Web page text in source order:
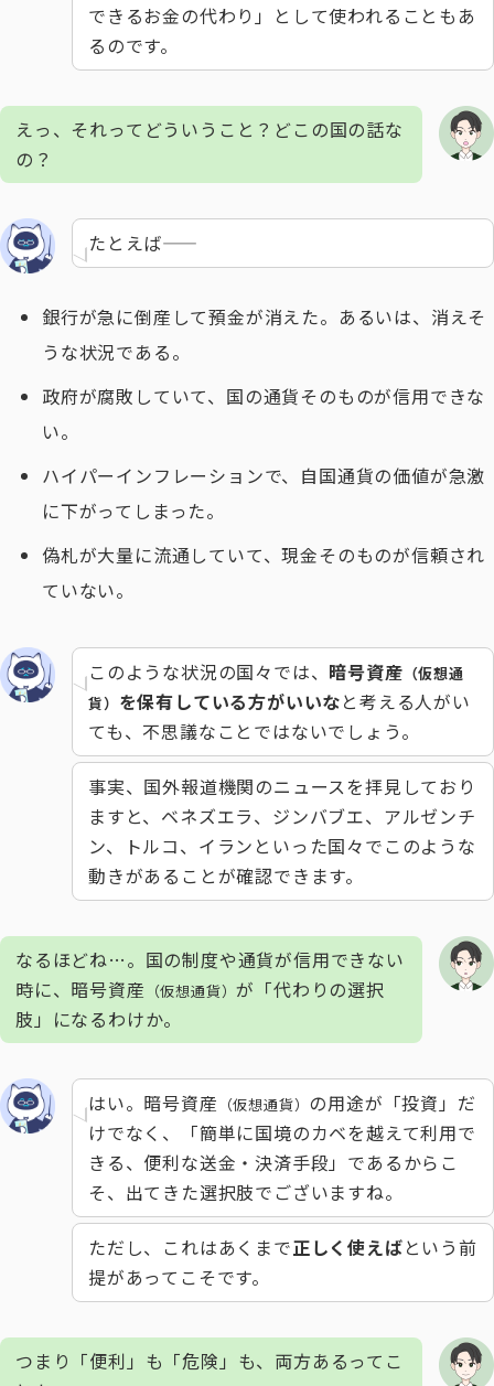
できるお金の代わり」として使われることもあ
るのです。
えっ、それってどういうこと？どこの国の話な
の？
たとえば――
銀行が急に倒産して預金が消えた。あるいは、消えそ
うな状況である。
政府が腐敗していて、国の通貨そのものが信用できな
い。
ハイパーインフレーションで、自国通貨の価値が急激
に下がってしまった。
偽札が大量に流通していて、現金そのものが信頼され
ていない。
このような状況の国々では、 暗号資産 （仮想通
貨） を保有している方がいいなと考える人がい
ても、不思議なことではないでしょう。
事実、国外報道機関のニュースを拝見しており
ますと、ベネズエラ、ジンバブエ、アルゼンチ
ン、トルコ、イランといった国々でこのような
動きがあることが確認できます。
なるほどね…。国の制度や通貨が信用できない
時に、暗号資産 （仮想通貨）が「代わりの選択
肢」になるわけか。
はい。暗号資産 （仮想通貨） の用途が「投資」だ
けでなく、「簡単に国境のカベを越えて利用で
きる、便利な送金・決済手段」であるからこ
そ、出てきた選択肢でございますね。
ただし、これはあくまで正しく使えばという前
提があってこそです。
つまり「便利」も「危険」も、両方あるってこ